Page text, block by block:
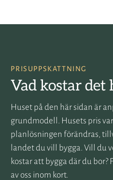
PRISUPPSKATTNING
Vad kostar det
Huset på den här sidan är
grundmodell. Husets pris
planlösningen förändras,
landet du vill bygga. Vill du
kostar att bygga där du bor?
av oss inom kort.